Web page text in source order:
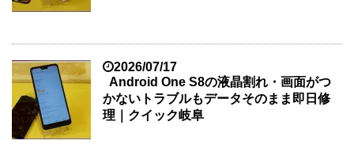
2026/07/17
Android One S8の液晶割れ・画面がつ
かないトラブルもデータそのまま即日修
理｜クイック岐阜